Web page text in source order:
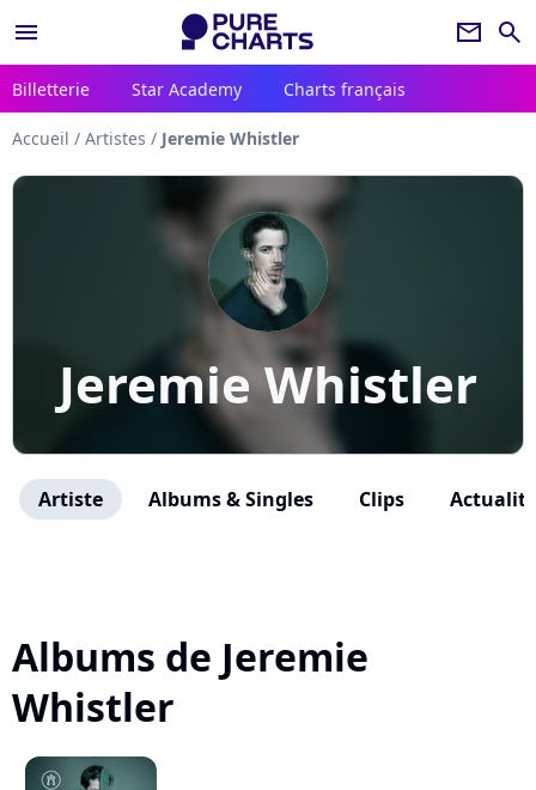
menu newsletter search
Billetterie Star Academy Charts français
Accueil / Artistes / Jeremie Whistler
Jeremie Whistler
Artiste Albums & Singles Clips
Albums de Jeremie
Whistler